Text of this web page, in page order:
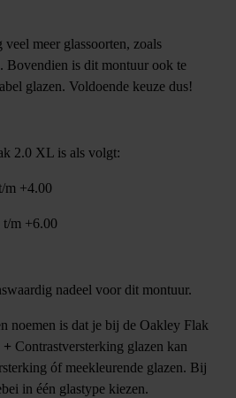
meer glassoorten, zoals
Bovendien is dit montuur ook te
glazen. Voldoende keuze dus!
2.0 XL is als volgt:
m +4.00
+6.00
nadeel voor dit montuur.
noemen is dat je bij de Oakley Flak
+ Contrastversterking glazen kan
óf meekleurende glazen. Bij
in één glastype kiezen.